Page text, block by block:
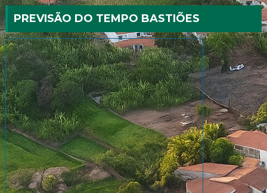
PREVISÃO DO TEMPO BASTIÕES